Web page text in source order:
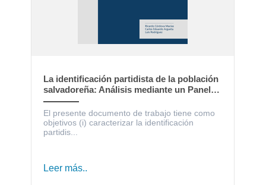
La identificación partidista de la población
salvadoreña: Análisis mediante un Panel
Electoral
El presente documento de trabajo tiene como
objetivos (i) caracterizar la identificación
partidis...
Leer más..